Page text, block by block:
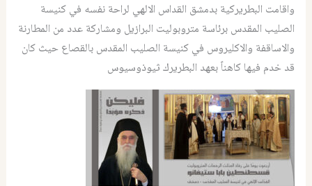
واقامت البطريركية بدمشق القداس الالهي لراحة نفسه في كنيسة
الصليب المقدس برئاسة متروبوليت البرازيل ومشاركة عدد من المطارنة
والاساقفة والاكليروس في كنيسة الصليب المقدس بالقصاع حيث كان
قد خدم فيها كاهناً بعهد البطريرك ثيوذوسيوس